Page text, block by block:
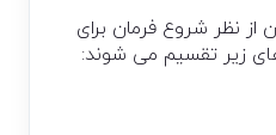
از نظر شروع فرمان برای
زیر تقسیم می شوند: